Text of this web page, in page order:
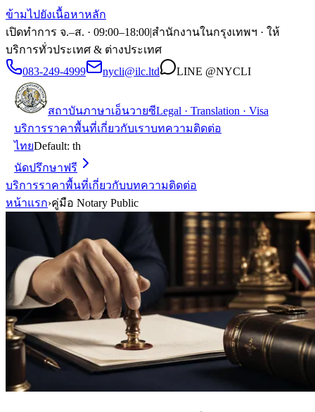
ข้ามไปยังเนื้อหาหลัก
เปิดทำการ จ.–ส. · 09:00–18:00|สำนักงานในกรุงเทพฯ · ให้
บริการทั่วประเทศ & ต่างประเทศ
083-249-4999
nycli@ilc.ltd LINE @NYCLI
สถาบันภาษาเอ็นวายซีLegal · Translation · Visa
บริการราคาพื้นที่เกี่ยวกับเราบทความติดต่อ
ไทยDefault: th
นัดปรึกษาฟรี
บริการราคาพื้นที่เกี่ยวกับบทความติดต่อ
หน้าแรก›คู่มือ Notary Public